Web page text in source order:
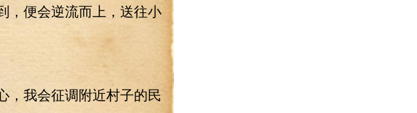
便会逆流而上，送往小
我会征调附近村子的民